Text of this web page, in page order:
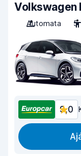
Volkswagen
Automata
5
9,0